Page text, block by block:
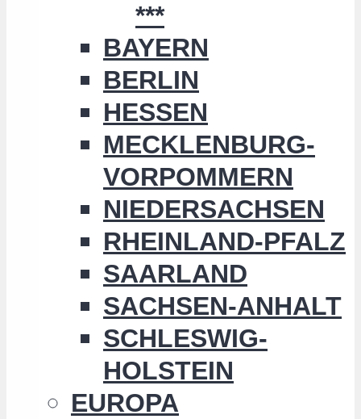
***
BAYERN
BERLIN
HESSEN
MECKLENBURG-
VORPOMMERN
NIEDERSACHSEN
RHEINLAND-PFALZ
SAARLAND
SACHSEN-ANHALT
SCHLESWIG-
HOLSTEIN
EUROPA